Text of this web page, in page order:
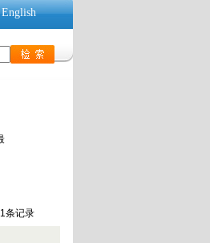
English
条记录